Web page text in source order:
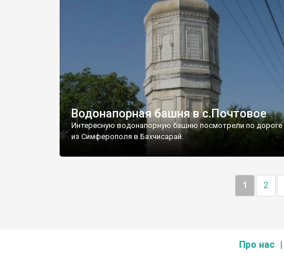
Водонапорная башня в с.Почтовое
Интересную водонапорную башню посмотрели по дороге
из Симферополя в Бахчисарай.
1 2
Про нас